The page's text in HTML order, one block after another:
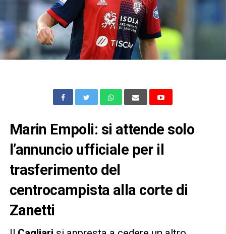
Marin Empoli: si attende solo
l’annuncio ufficiale per il
trasferimento del
centrocampista alla corte di
Zanetti